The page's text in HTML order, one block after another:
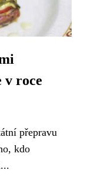
roce
přepravu
kdo